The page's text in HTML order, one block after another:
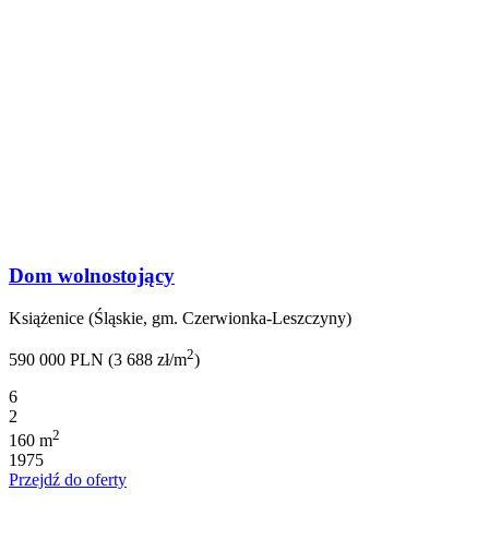
Dom wolnostojący
Książenice (Śląskie, gm. Czerwionka-Leszczyny)
590 000 PLN (3 688 zł/m2)
6
2
160 m2
1975
Przejdź do oferty